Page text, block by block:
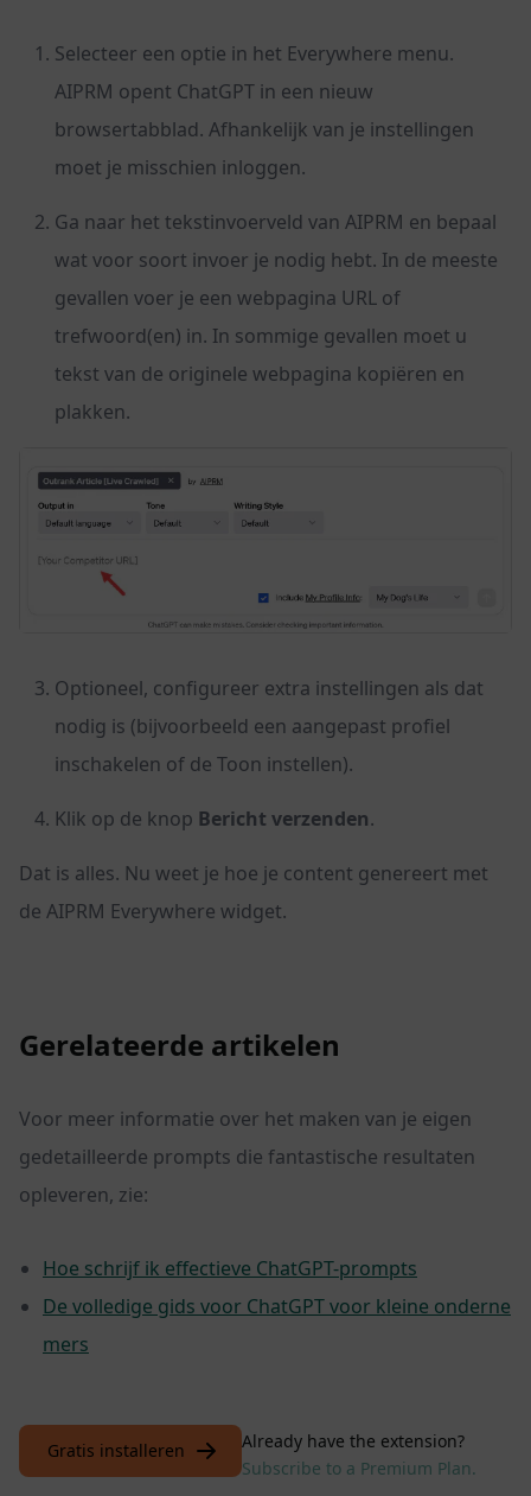
Selecteer een optie in het Everywhere menu.
AIPRM opent ChatGPT in een nieuw
browsertabblad. Afhankelijk van je instellingen
moet je misschien inloggen.
Ga naar het tekstinvoerveld van AIPRM en bepaal
wat voor soort invoer je nodig hebt. In de meeste
gevallen voer je een webpagina URL of
trefwoord(en) in. In sommige gevallen moet u
tekst van de originele webpagina kopiëren en
plakken.
Optioneel, configureer extra instellingen als dat
nodig is (bijvoorbeeld een aangepast profiel
inschakelen of de Toon instellen).
Klik op de knop Bericht verzenden.
Dat is alles. Nu weet je hoe je content genereert met
de AIPRM Everywhere widget.
Gerelateerde artikelen
Voor meer informatie over het maken van je eigen
gedetailleerde prompts die fantastische resultaten
opleveren, zie:
Hoe schrijf ik effectieve ChatGPT-prompts
De volledige gids voor ChatGPT voor kleine onderne
mers
Gratis installeren
Already have the extension?
Subscribe to a Premium Plan.